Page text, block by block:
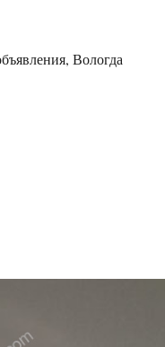
Вологда